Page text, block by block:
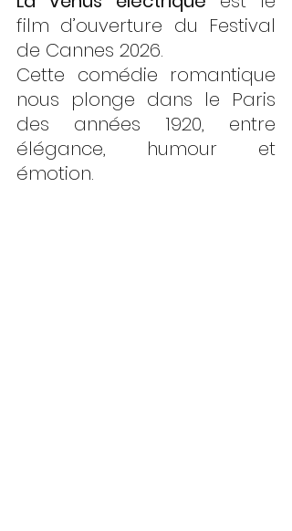
film d’ouverture du Festival
de Cannes 2026.
Cette comédie romantique
nous plonge dans le Paris
des années 1920, entre
élégance, humour et
émotion.